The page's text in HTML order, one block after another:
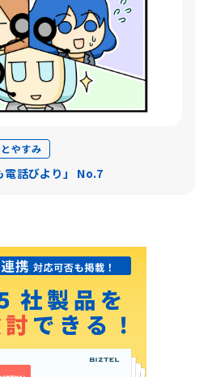
やすみ
電話びより」 No.7